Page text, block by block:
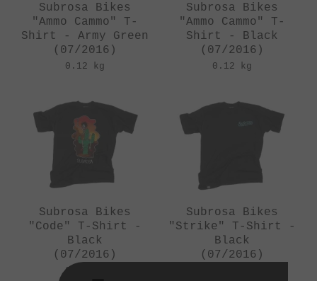
Subrosa Bikes
"Ammo Cammo" T-
Shirt - Army Green
(07/2016)
0.12 kg
Subrosa Bikes
"Ammo Cammo" T-
Shirt - Black
(07/2016)
0.12 kg
Subrosa Bikes
"Code" T-Shirt -
Black
(07/2016)
0.12 kg
Subrosa Bikes
"Strike" T-Shirt -
Black
(07/2016)